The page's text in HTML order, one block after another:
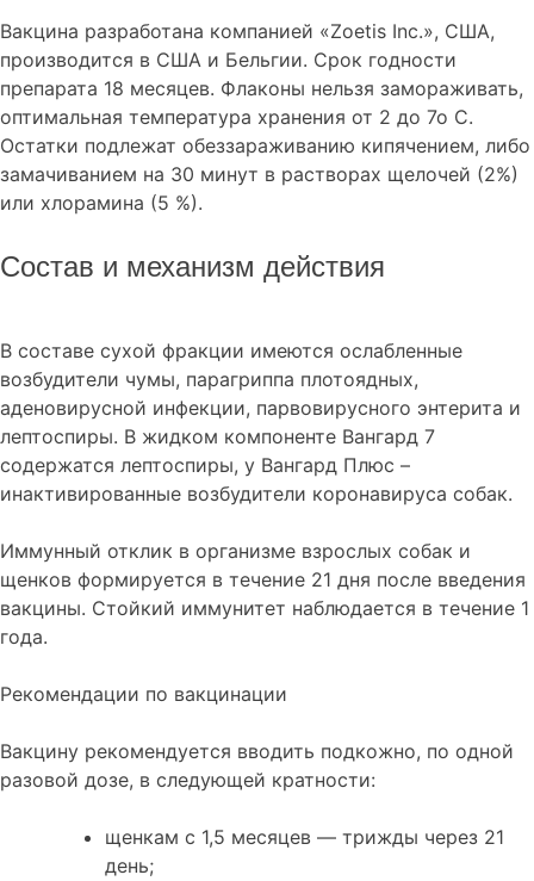
Вакцина разработана компанией «Zoetis Inc.», США,
производится в США и Бельгии. Срок годности
препарата 18 месяцев. Флаконы нельзя замораживать,
оптимальная температура хранения от 2 до 7о С.
Остатки подлежат обеззараживанию кипячением, либо
замачиванием на 30 минут в растворах щелочей (2%)
или хлорамина (5 %).
Состав и механизм действия
В составе сухой фракции имеются ослабленные
возбудители чумы, парагриппа плотоядных,
аденовирусной инфекции, парвовирусного энтерита и
лептоспиры. В жидком компоненте Вангард 7
содержатся лептоспиры, у Вангард Плюс –
инактивированные возбудители коронавируса собак.
Иммунный отклик в организме взрослых собак и
щенков формируется в течение 21 дня после введения
вакцины. Стойкий иммунитет наблюдается в течение 1
года.
Рекомендации по вакцинации
Вакцину рекомендуется вводить подкожно, по одной
разовой дозе, в следующей кратности:
щенкам с 1,5 месяцев — трижды через 21
день;